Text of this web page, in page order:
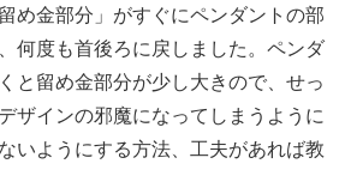
め金部分」がすぐにペンダントの部
何度も首後ろに戻しました。ペンダ
と留め金部分が少し大きので、せっ
ザインの邪魔になってしまうように
いようにする方法、工夫があれば教